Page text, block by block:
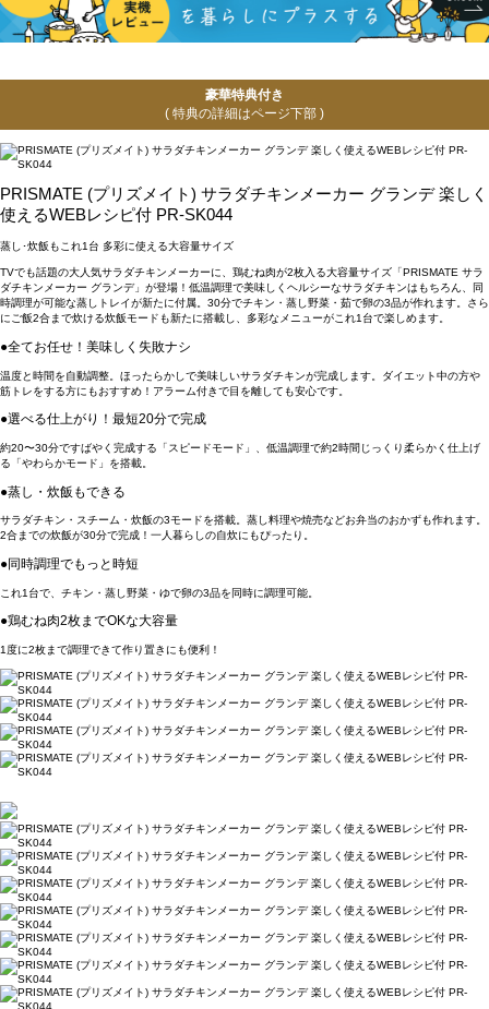
豪華特典付き
( 特典の詳細はページ下部 )
PRISMATE (プリズメイト) サラダチキンメーカー グランデ 楽しく
使えるWEBレシピ付 PR-SK044
蒸し･炊飯もこれ1台 多彩に使える大容量サイズ
TVでも話題の大人気サラダチキンメーカーに、鶏むね肉が2枚入る大容量サイズ「PRISMATE サラ
ダチキンメーカー グランデ」が登場！低温調理で美味しくヘルシーなサラダチキンはもちろん、同
時調理が可能な蒸しトレイが新たに付属。30分でチキン・蒸し野菜・茹で卵の3品が作れます。さら
にご飯2合まで炊ける炊飯モードも新たに搭載し、多彩なメニューがこれ1台で楽しめます。
●全てお任せ！美味しく失敗ナシ
温度と時間を自動調整。ほったらかしで美味しいサラダチキンが完成します。ダイエット中の方や
筋トレをする方にもおすすめ！アラーム付きで目を離しても安心です。
●選べる仕上がり！最短20分で完成
約20〜30分ですばやく完成する「スピードモード」、低温調理で約2時間じっくり柔らかく仕上げ
る「やわらかモード」を搭載。
●蒸し・炊飯もできる
サラダチキン・スチーム・炊飯の3モードを搭載。蒸し料理や焼売などお弁当のおかずも作れます。
2合までの炊飯が30分で完成！一人暮らしの自炊にもぴったり。
●同時調理でもっと時短
これ1台で、チキン・蒸し野菜・ゆで卵の3品を同時に調理可能。
●鶏むね肉2枚までOKな大容量
1度に2枚まで調理できて作り置きにも便利！